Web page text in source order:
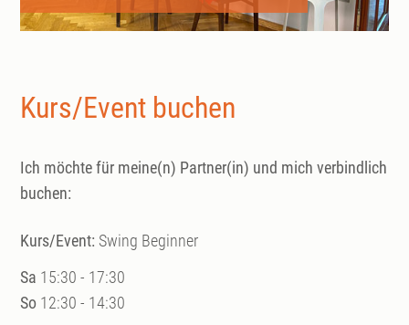
Kurs/Event buchen
Ich möchte für meine(n) Partner(in) und mich verbindlich
buchen:
Kurs/Event: Swing Beginner
Sa 15:30 - 17:30
So 12:30 - 14:30